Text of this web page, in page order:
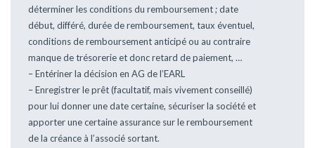
déterminer les conditions du remboursement ; date
début, différé, durée de remboursement, taux éventuel,
conditions de remboursement anticipé ou au contraire
manque de trésorerie et donc retard de paiement, …
– Entériner la décision en AG de l’EARL
– Enregistrer le prêt (facultatif, mais vivement conseillé)
pour lui donner une date certaine, sécuriser la société et
apporter une certaine assurance sur le remboursement
de la créance à l’associé sortant.